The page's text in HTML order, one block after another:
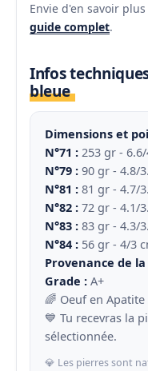
Envie d'en savoir
guide complet.
Infos
bleue
Dimensions et
N°71 : 253 gr -
N°79 : 90 gr - 4.8/
N°81 : 81 gr - 4.7/
N°82 : 72 gr - 4.1/
N°83 : 83 gr - 4.3/
N°84 : 56 gr - 4/3
Provenance de
Grade : A+
🌈 Oeuf en
💙 Tu recevras la
sélectionnée.
💎 Les pierres sont